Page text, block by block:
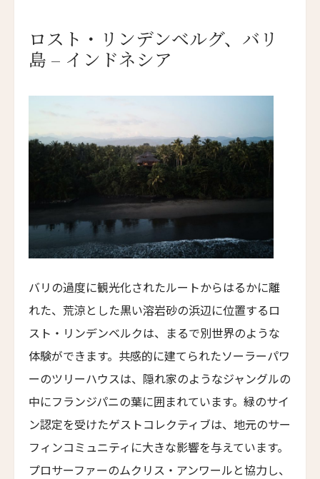
カイプー・オン・ザ・リーフ
Kaipuu on the Reef
ザ・ドーン・ラグジュアリーホテル
ホテル・レ・アルミュール
Hotel Les Armures
チョウシュイ・ヴィラ
Qiushui Villa
レイクビュー・ホテル・ユロンワン
Lakeview Hotel Yulongwan Kunming
The Hanyu Garden Reserve Suzhou
ザ・スコータイ・シャンハイ
The Sukhothai Shanghai
ニュー・ジンリー・ホテル
New Jingli Hotel
ジー・ユン・シュアン・チン・リゾート＆スパ
Zi Yun Xuan Qing Resort & Spa
ザ・ムーン・マンション
The Moon Mansion
ロスト・リンデンベルグ、バリ
島 – インドネシア
バリの過度に観光化されたルートからはるかに離
れた、荒涼とした黒い溶岩砂の浜辺に位置するロ
スト・リンデンベルクは、まるで別世界のような
体験ができます。共感的に建てられたソーラーパワ
ーのツリーハウスは、隠れ家のようなジャングルの
中にフランジパニの葉に囲まれています。緑のサイ
ン認定を受けたゲストコレクティブは、地元のサー
フィンコミュニティに大きな影響を与えています。
プロサーファーのムクリス・アンワールと協力し、